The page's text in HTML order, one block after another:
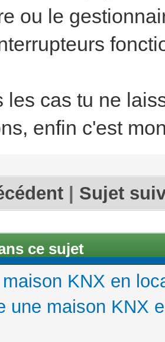
ou le
les cas tu ne
enfin c'est
Sujet
ce sujet
KNX en
une maison KNX